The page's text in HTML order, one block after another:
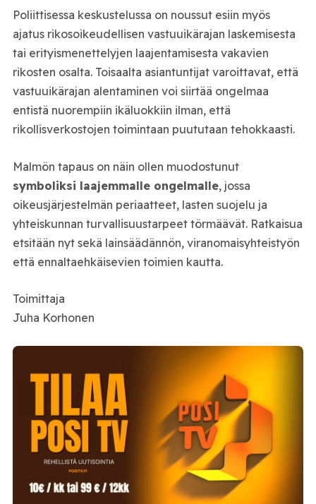
Poliittisessa keskustelussa on noussut esiin myös
ajatus rikosoikeudellisen vastuuikärajan laskemisesta
tai erityismenettelyjen laajentamisesta vakavien
rikosten osalta. Toisaalta asiantuntijat varoittavat, että
vastuuikärajan alentaminen voi siirtää ongelmaa
entistä nuorempiin ikäluokkiin ilman, että
rikollisverkostojen toimintaan puututaan tehokkaasti.
Malmön tapaus on näin ollen muodostunut
symboliksi laajemmalle ongelmalle, jossa
oikeusjärjestelmän periaatteet, lasten suojelu ja
yhteiskunnan turvallisuustarpeet törmäävät. Ratkaisua
etsitään nyt sekä lainsäädännön, viranomaisyhteistyön
että ennaltaehkäisevien toimien kautta.
Toimittaja
Juha Korhonen